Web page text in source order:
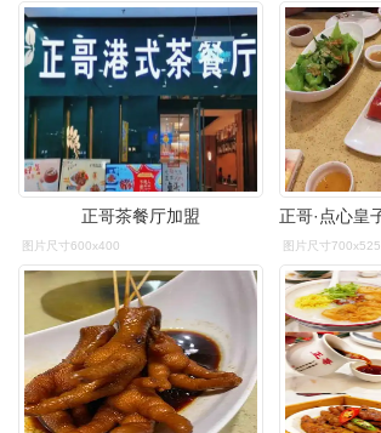
正哥茶餐厅加盟
图片尺寸600x400 图片尺寸700x525